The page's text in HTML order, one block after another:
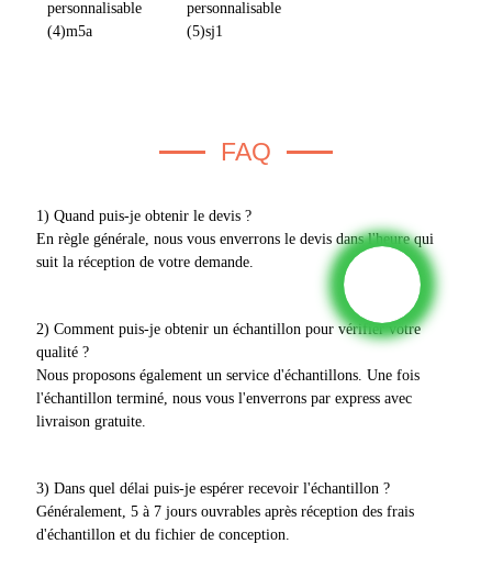
FAQ
1) Quand puis-je obtenir le devis ?
En règle générale, nous vous enverrons le devis dans l'heure qui
suit la réception de votre demande.
2) Comment puis-je obtenir un échantillon pour vérifier votre
qualité ?
Nous proposons également un service d'échantillons. Une fois
l'échantillon terminé, nous vous l'enverrons par express avec
livraison gratuite.
3) Dans quel délai puis-je espérer recevoir l'échantillon ?
Généralement, 5 à 7 jours ouvrables après réception des frais
d'échantillon et du fichier de conception.